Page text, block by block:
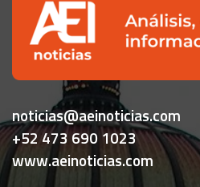
noticias@aeinoticias.com
+52 473 690 1023
www.aeinoticias.com